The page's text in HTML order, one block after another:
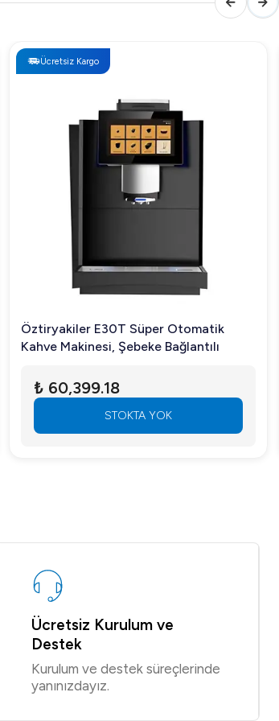
Ücretsiz Kargo
Öztiryakiler E30T Süper Otomatik
Kahve Makinesi, Şebeke Bağlantılı
₺ 60,399.18
STOKTA YOK
Ücretsiz Kurulum ve
Destek
Kurulum ve destek süreçlerinde
yanınızdayız.